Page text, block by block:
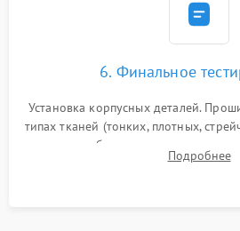
6. Финальное
Установка корпусных деталей.
типах тканей (тонких, плотных,
строчек, работы реверса,
шпульки. Контроль плавности
Подробнее